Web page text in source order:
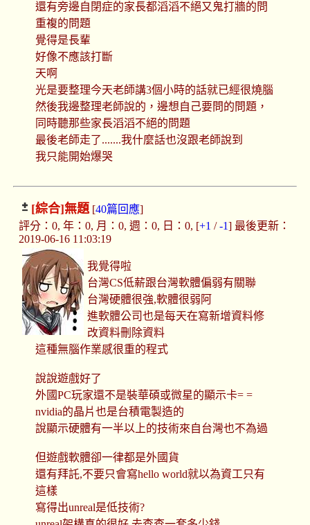
還有旁邊自閉症的家長都滔滔不絕又鬼打牆的問
重複的問題
覺得是長輩
好像不應該打斷
天啊
光是要整理今天老師講3個小時的話就已經很燒腦
然後我邊整理老師說的，邊想自己要問的問題，
同時聽那些家長滔滔不絕的問題
最後老師走了.......我什麼話也沒跟老師說到
我只能開始爆哭
[綜合]無題[40篇回應]
評分：0, 年：0, 月：0, 週：0, 日：0, [+1 /-1] 最後更新：
2019-06-16 11:03:19
我覺得啦
台灣CS低薪跟台灣軟體偏弱有關聯
台灣硬體很強,軟體很弱阿
進軟體公司也是每天在寫新增資料修
改資料刪除資料
這種無腦作業感很重的程式
說說遊戲好了
外國PC玩家還不是裝華碩或微星的顯示卡= =
nvidia的晶片也是台積電製造的
說顯示硬體有一半以上的技術來自台灣也不為過
但遊戲軟體卻一律都是外國貨
還有拜託,不要只會寫hello world就以為資工只有
這樣
寫得出unreal是低技術?